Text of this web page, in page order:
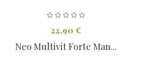
22,90 €
Neo Multivit Forte Man...